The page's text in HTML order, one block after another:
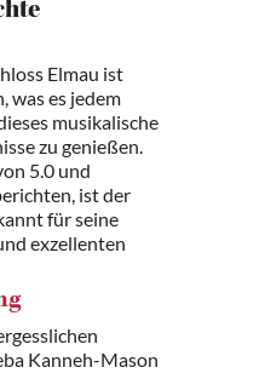
Elmau ist
was es jedem
musikalische
zu genießen.
5.0 und
ist der
für seine
exzellenten
Kanneh-Mason